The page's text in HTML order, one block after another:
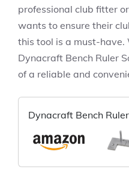
professional club fitter
wants to ensure their
this tool is a must-have.
Dynacraft Bench Ruler
of a reliable and
Dynacraft Bench
Easy and Accurate
Tool